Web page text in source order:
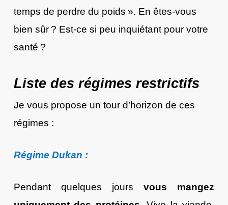
temps de perdre du poids ». En êtes-vous
bien sûr ? Est-ce si peu inquiétant pour votre
santé ?
Liste des régimes restrictifs
Je vous propose un tour d’horizon de ces
régimes :
Régime Dukan :
Pendant quelques joursvous mangez